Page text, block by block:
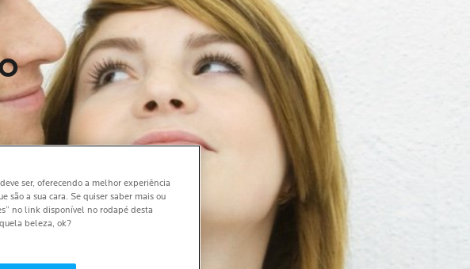
ser, oferecendo a melhor experiência
são a sua cara. Se quiser saber mais ou
no link disponível no rodapé desta
beleza, ok?